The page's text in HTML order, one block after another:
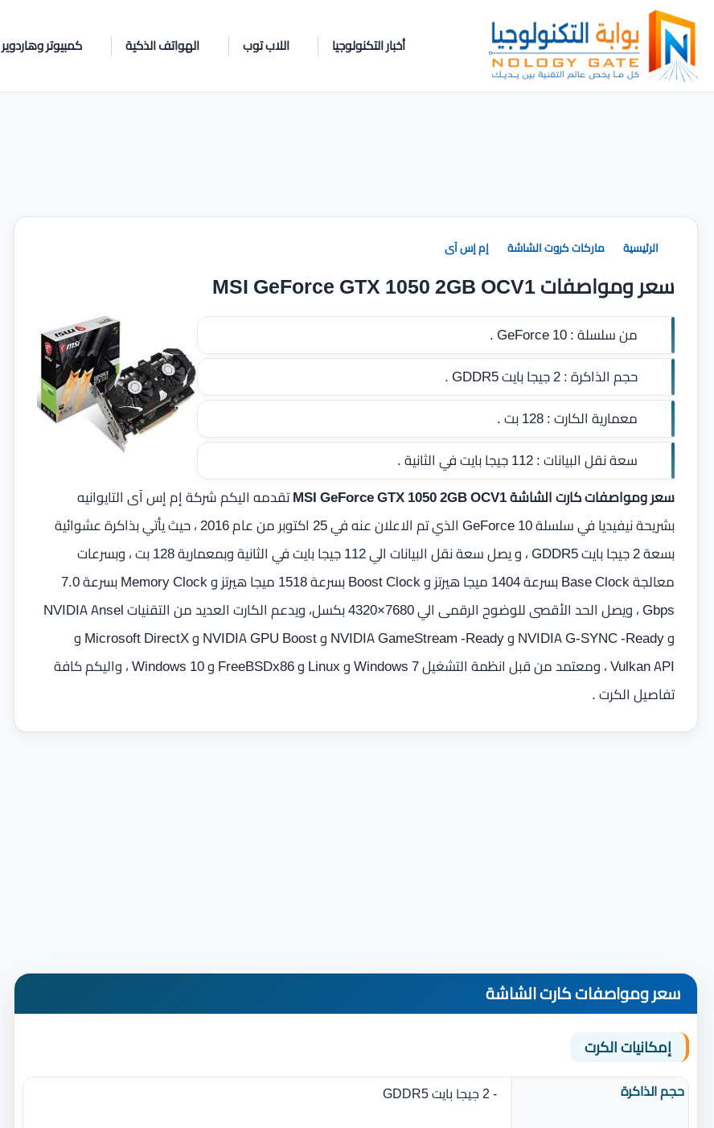
أخبار التكنولوجيا اللاب توب الهواتف الذكية كمبيوتر وهاردوير
الرئيسية ماركات كروت الشاشة إم إس آى
سعر ومواصفات MSI GeForce GTX 1050 2GB OCV1
من سلسلة :GeForce 10 .
حجم الذاكرة :2 جيجا بايت GDDR5
.
معمارية الكارت :128 بت .
سعة نقل البيانات :112 جيجا بايت في الثانية .
سعر ومواصفات كارت الشاشة MSI GeForce GTX 1050 2GB OCV1
تقدمه اليكم شركة إم إس آى التايوانيه
بشريحة نيفيديا في سلسلة GeForce 10 الذي تم الاعلان عنه في 25 اكتوبر من عام 2016 ، حيث يأتي بذاكرة عشوائية
بسعة 2 جيجا بايت GDDR5 ، و يصل سعة نقل البيانات الي 112 جيجا بايت في الثانية وبمعمارية 128 بت ، وبسرعات
معالجة Base Clock بسرعة 1404 ميجا هيرتز و Boost Clock بسرعة 1518 ميجا هيرتز و Memory Clock بسرعة 7.0
Gbps ، ويصل الحد الأقصى للوضوح الرقمى الي 7680×4320 بكسل، ويدعم الكارت العديد من التقنيات NVIDIA Ansel
و NVIDIA G-SYNC -Ready و NVIDIA GameStream -Ready و NVIDIA GPU Boost و Microsoft DirectX و
Vulkan API ، ومعتمد من قبل انظمة التشغيل Windows 7 و Linux و FreeBSDx86 و Windows 10 ، واليكم كافة
تفاصيل الكرت .
سعر ومواصفات كارت الشاشة
إمكانيات الكرت
حجم الذاكرة
- 2 جيجا بايت GDDR5